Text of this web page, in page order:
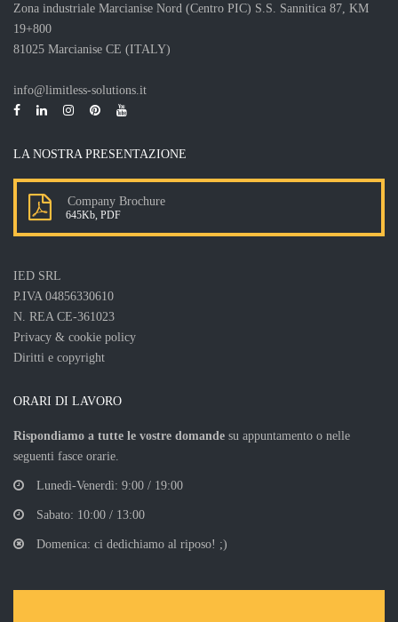
Zona industriale Marcianise Nord (Centro PIC) S.S. Sannitica 87, KM
19+800
81025 Marcianise CE (ITALY)
info@limitless-solutions.it
LA NOSTRA PRESENTAZIONE
Company Brochure
645Kb, PDF
IED SRL
P.IVA 04856330610
N. REA CE-361023
Privacy & cookie policy
Diritti e copyright
ORARI DI LAVORO
Rispondiamo a tutte le vostre domande su appuntamento o nelle
seguenti fasce orarie.
Lunedì-Venerdì: 9:00 / 19:00
Sabato: 10:00 / 13:00
Domenica: ci dedichiamo al riposo! ;)